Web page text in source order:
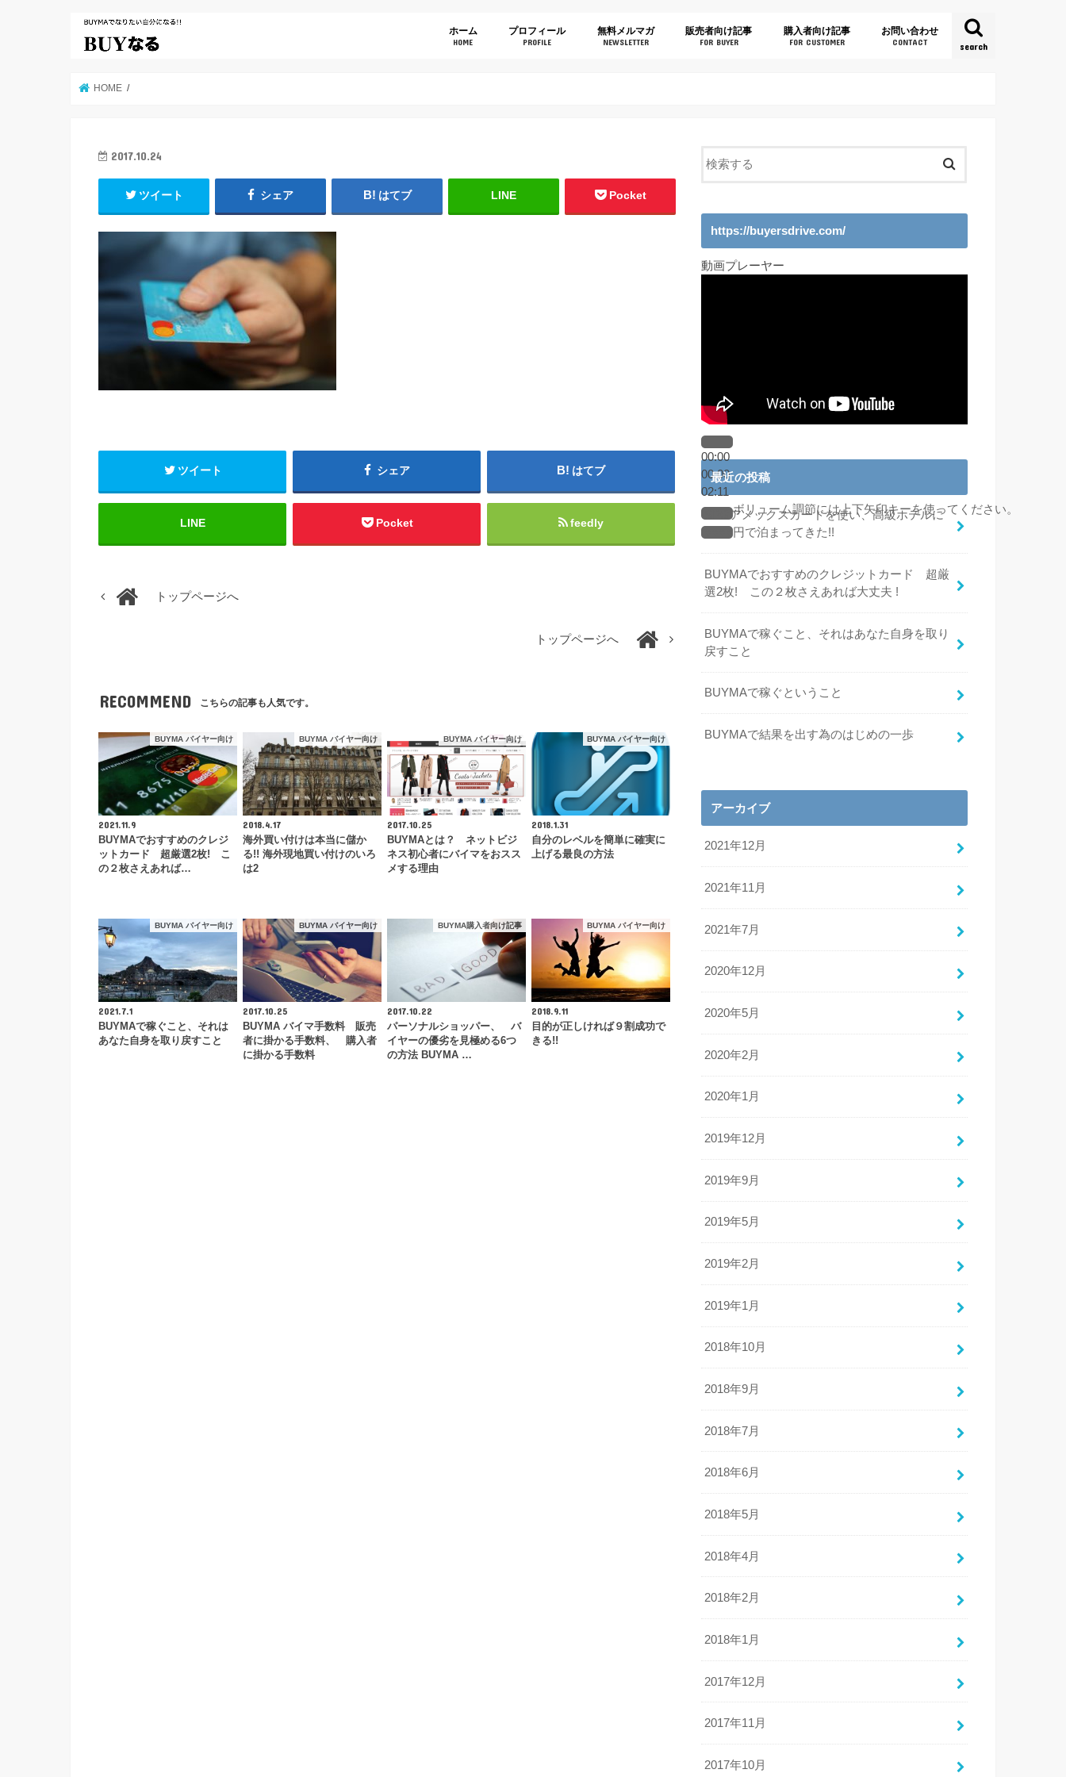
search
ホーム
HOME
プロフィール
PROFILE
無料メルマガ
NEWSLETTER
販売者向け記事
FOR BUYER
購入者向け記事
FOR CUSTOMER
お問い合わせ
CONTACT
HOME
2017.10.24
ツイート シェア はてブ LINE Pocket
ツイート シェア はてブ
LINE Pocket feedly
トップページへ
トップページへ
RECOMMEND こちらの記事も人気です。
BUYMA バイヤー向け
2021.11.9
BUYMAでおすすめのクレジ
ットカード 超厳選2枚! こ
の２枚さえあれば…
BUYMA バイヤー向け
2018.4.17
海外買い付けは本当に儲か
る!! 海外現地買い付けのいろ
は2
BUYMA バイヤー向け
2017.10.25
BUYMAとは？ ネットビジ
ネス初心者にバイマをおスス
メする理由
BUYMA バイヤー向け
2018.1.31
自分のレベルを簡単に確実に
上げる最良の方法
BUYMA バイヤー向け
2021.7.1
BUYMAで稼ぐこと、それは
あなた自身を取り戻すこと
BUYMA バイヤー向け
2017.10.25
BUYMA バイマ手数料 販売
者に掛かる手数料、 購入者
に掛かる手数料
BUYMA購入者向け記事
2017.10.22
パーソナルショッパー、 バ
イヤーの優劣を見極める6つ
の方法 BUYMA …
BUYMA バイヤー向け
2018.9.11
目的が正しければ９割成功で
きる!!
https://buyersdrive.com/
動画プレーヤー
00:00
00:00
02:11
ボリューム調節には上下矢印キーを使ってください。
最近の投稿
SPGアメックスカードを使い、高級ホテルに
○○○○円で泊まってきた!!
BUYMAでおすすめのクレジットカード 超厳
選2枚! この２枚さえあれば大丈夫 !
BUYMAで稼ぐこと、それはあなた自身を取り
戻すこと
BUYMAで稼ぐということ
BUYMAで結果を出す為のはじめの一歩
アーカイブ
2021年12月
2021年11月
2021年7月
2020年12月
2020年5月
2020年2月
2020年1月
2019年12月
2019年9月
2019年5月
2019年2月
2019年1月
2018年10月
2018年9月
2018年7月
2018年6月
2018年5月
2018年4月
2018年2月
2018年1月
2017年12月
2017年11月
2017年10月